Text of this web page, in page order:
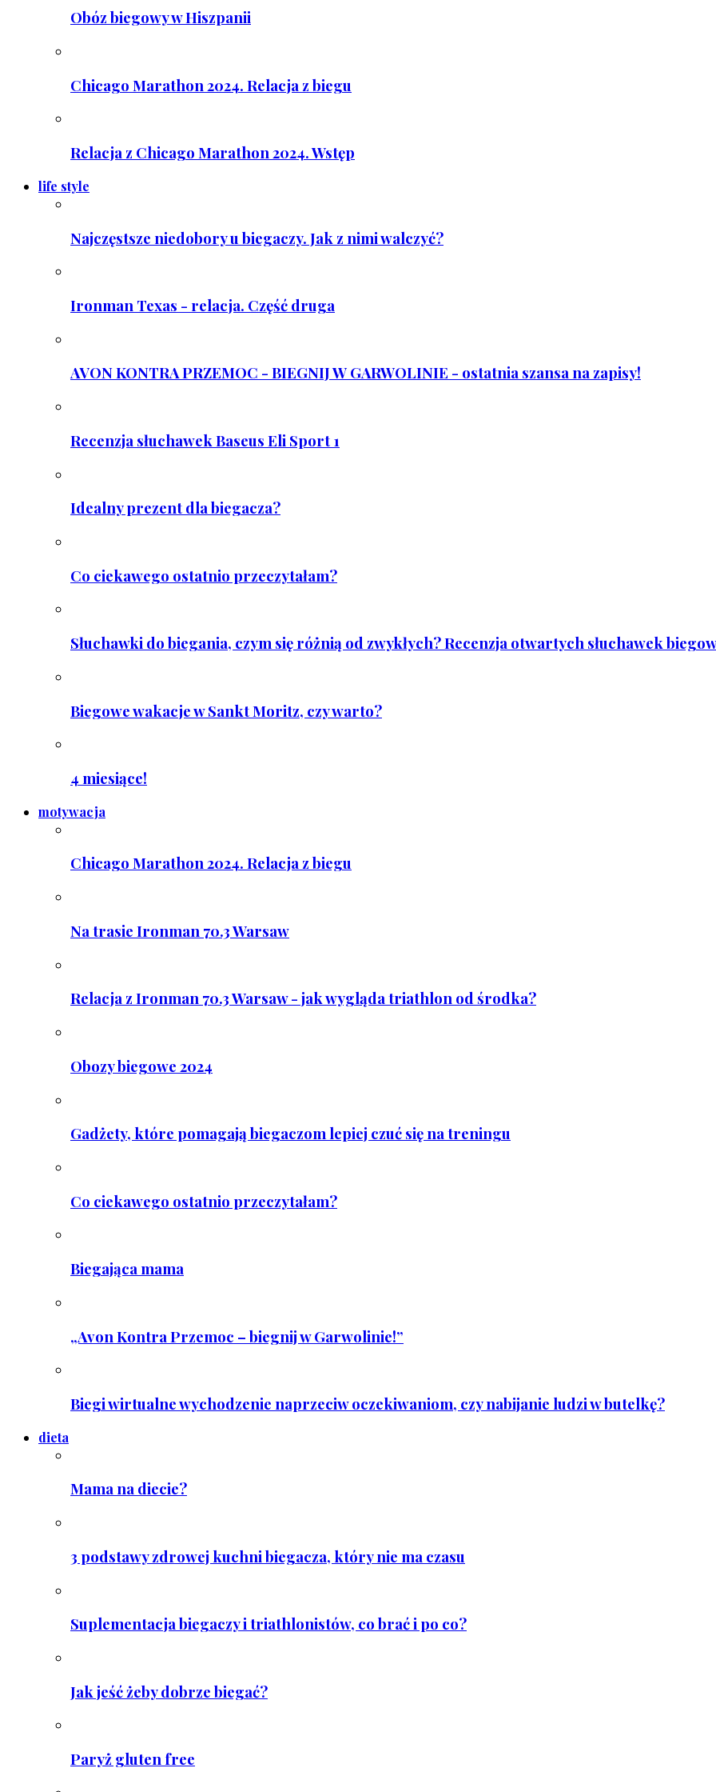
Obóz biegowy w Hiszpanii
Chicago Marathon 2024. Relacja z biegu
Relacja z Chicago Marathon 2024. Wstęp
life style
Najczęstsze niedobory u biegaczy. Jak z nimi walczyć?
Ironman Texas - relacja. Część druga
AVON KONTRA PRZEMOC - BIEGNIJ W GARWOLINIE - ostatnia szansa na zapisy!
Recenzja słuchawek Baseus Eli Sport 1
Idealny prezent dla biegacza?
Co ciekawego ostatnio przeczytałam?
Słuchawki do biegania, czym się różnią od zwykłych? Recenzja otwartych słuchawek
Biegowe wakacje w Sankt Moritz, czy warto?
4 miesiące!
motywacja
Chicago Marathon 2024. Relacja z biegu
Na trasie Ironman 70.3 Warsaw
Relacja z Ironman 70.3 Warsaw - jak wygląda triathlon od środka?
Obozy biegowe 2024
Gadżety, które pomagają biegaczom lepiej czuć się na treningu
Co ciekawego ostatnio przeczytałam?
Biegająca mama
„Avon Kontra Przemoc – biegnij w Garwolinie!”
Biegi wirtualne wychodzenie naprzeciw oczekiwaniom, czy nabijanie ludzi w butelkę?
dieta
Mama na diecie?
3 podstawy zdrowej kuchni biegacza, który nie ma czasu
Suplementacja biegaczy i triathlonistów, co brać i po co?
Jak jeść żeby dobrze biegać?
Paryż gluten free